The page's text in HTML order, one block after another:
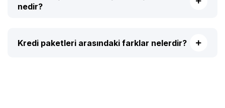
nedir?
Kredi paketleri arasındaki farklar nelerdir?